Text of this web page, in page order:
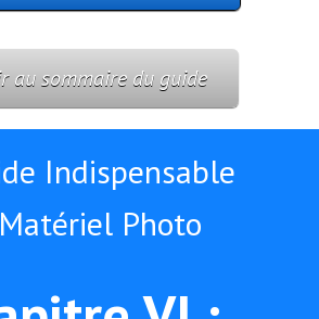
au sommaire du guide
Indispensable
Photo